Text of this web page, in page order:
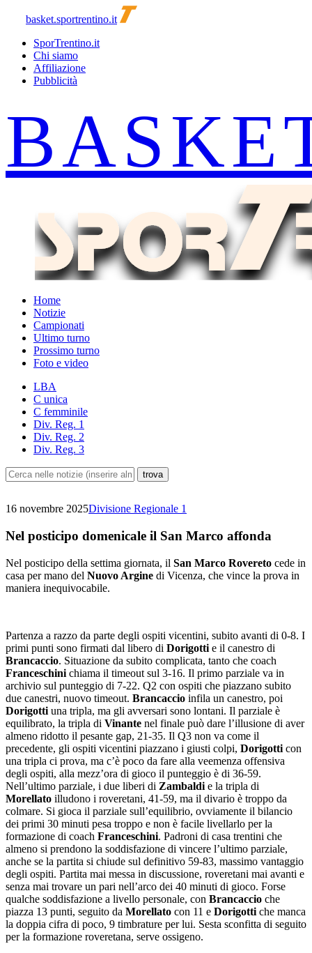
basket.sportrentino.it
SporTrentino.it
Chi siamo
Affiliazione
Pubblicità
Home
Notizie
Campionati
Ultimo turno
Prossimo turno
Foto e video
LBA
C unica
C femminile
Div. Reg. 1
Div. Reg. 2
Div. Reg. 3
16 novembre 2025Divisione Regionale 1
Nel posticipo domenicale il San Marco affonda
Nel posticipo della settima giornata, il San Marco Rovereto cede in
casa per mano del Nuovo Argine di Vicenza, che vince la prova in
maniera inequivocabile.
Partenza a razzo da parte degli ospiti vicentini, subito avanti di 0-8. I
primi punti sono firmati dal libero di Dorigotti e il canestro di
Brancaccio. Situazione da subito complicata, tanto che coach
Franceschini chiama il timeout sul 3-16. Il primo parziale va in
archivio sul punteggio di 7-22. Q2 con ospiti che piazzano subito
due canestri, nuovo timeout. Brancaccio infila un canestro, poi
Dorigotti una tripla, ma gli avversari sono lontani. Il parziale è
equilibrato, la tripla di Vinante nel finale può dare l’illusione di aver
almeno ridotto il pesante gap, 21-35. Il Q3 non va come il
precedente, gli ospiti vicentini piazzano i giusti colpi, Dorigotti con
una tripla ci prova, ma c’è poco da fare alla veemenza offensiva
degli ospiti, alla mezz’ora di gioco il punteggio è di 36-59.
Nell’ultimo parziale, i due liberi di Zambaldi e la tripla di
Morellato illudono i roveretani, 41-59, ma il divario è troppo da
colmare. Si gioca il parziale sull’equilibrio, ovviamente il bilancio
dei primi 30 minuti pesa troppo e non è facile livellarlo per la
formazione di coach Franceschini. Padroni di casa trentini che
almeno si prendono la soddisfazione di vincere l’ultimo parziale,
anche se la partita si chiude sul definitivo 59-83, massimo vantaggio
degli ospiti. Partita mai messa in discussione, roveretani mai avanti e
senza mai trovare un pari nell’arco dei 40 minuti di gioco. Forse
qualche soddisfazione a livello personale, con Brancaccio che
piazza 13 punti, seguito da Morellato con 11 e Dorigotti che manca
la doppia cifra di poco, 9 timbrature per lui. Sesta sconfitta di seguito
per la formazione roveretana, serve ossigeno.